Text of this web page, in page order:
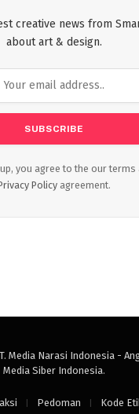
creative news from
about art & design.
you agree to the our terms
Policy agreement.
Media Narasi Indonesia -
Media Siber Indonesia.
Pedoman Kode